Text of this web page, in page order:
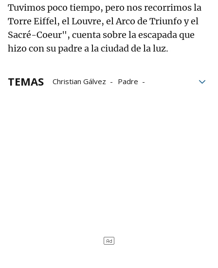
Tuvimos poco tiempo, pero nos recorrimos la
Torre Eiffel, el Louvre, el Arco de Triunfo y el
Sacré-Coeur", cuenta sobre la escapada que
hizo con su padre a la ciudad de la luz.
TEMAS Christian Gálvez
Padre